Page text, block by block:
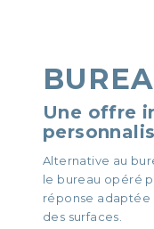
Une offre
Alternative au
le bureau opéré
réponse adaptée
des surfaces.